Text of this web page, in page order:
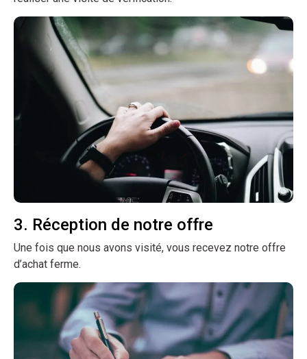
3. Réception de notre offre
Une fois que nous avons visité, vous recevez notre offre
d’achat ferme.